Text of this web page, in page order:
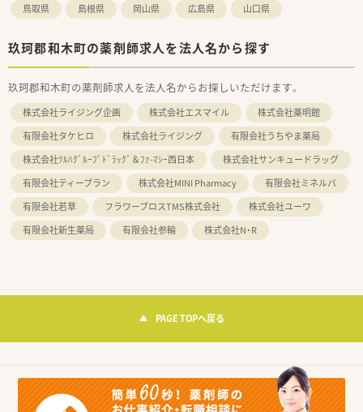
鳥取県 島根県 岡山県 広島県 山口県
玖珂郡和木町の薬剤師求人を法人名から探す
玖珂郡和木町の薬剤師求人を法人名からお探しいただけます。
株式会社ライジング企画 株式会社エスマイル
株式会社薬明館
有限会社タケヒロ
株式会社ライジング
有限会社うちやま薬局
株式会社ﾂﾙﾊｸﾞﾙｰﾌﾟﾄﾞﾗｯｸﾞ＆ﾌｧ-ﾏｼｰ西日本
株式会社サンキュードラッグ
有限会社ティープラン
株式会社MINI Pharmacy
有限会社ミネルバ
有限会社若草
フラワーブロスTMS株式会社
株式会社ユーワ
有限会社新生薬局
有限会社参輪 株式会社N・R
PAGE TOPへ戻る